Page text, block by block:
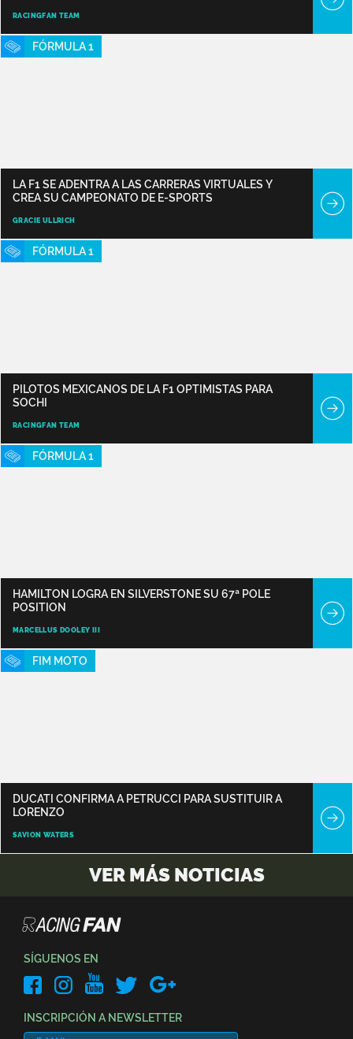
RACINGFAN TEAM
FÓRMULA 1
LA F1 SE ADENTRA A LAS CARRERAS VIRTUALES Y
CREA SU CAMPEONATO DE E-SPORTS
GRACIE ULLRICH
FÓRMULA 1
PILOTOS MEXICANOS DE LA F1 OPTIMISTAS PARA
SOCHI
RACINGFAN TEAM
FÓRMULA 1
HAMILTON LOGRA EN SILVERSTONE SU 67ª POLE
POSITION
MARCELLUS DOOLEY III
FIM MOTO
DUCATI CONFIRMA A PETRUCCI PARA SUSTITUIR A
LORENZO
SAVION WATERS
VER MÁS NOTICIAS
SÍGUENOS EN
INSCRIPCIÓN A NEWSLETTER